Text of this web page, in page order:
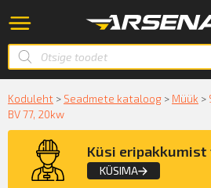
Koduleht > Seadmete kataloog > Müük >
BV 77, 20kw
Küsi
KÜSIMA